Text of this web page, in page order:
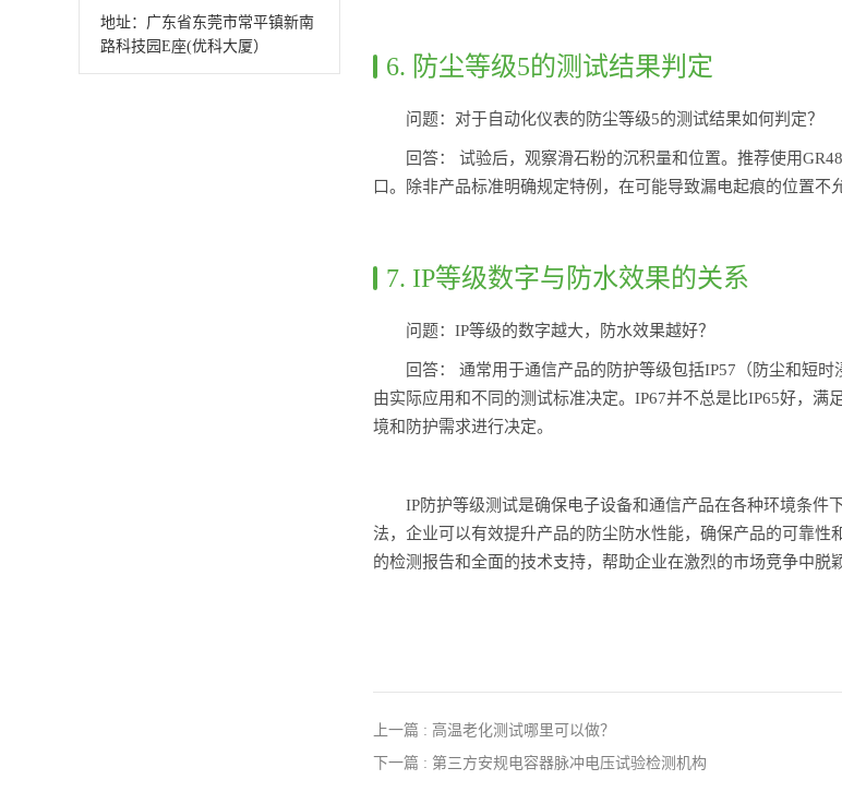
地址：广东省东莞市常平镇新南
路科技园E座(优科大厦）
6. 防尘等级5的测试结果判定
问题：对于自动化仪表的防尘等级5的测试结果如何判定？
回答： 试验后，观察滑石粉的沉积量和位置。推荐使用
口。除非产品标准明确规定特例，在可能导致漏电起痕的位置
7. IP等级数字与防水效果的关系
问题：IP等级的数字越大，防水效果越好？
回答： 通常用于通信产品的防护等级包括IP57（防尘和短
由实际应用和不同的测试标准决定。IP67并不总是比IP65好，
境和防护需求进行决定。
IP防护等级测试是确保电子设备和通信产品在各种环境条
法，企业可以有效提升产品的防尘防水性能，确保产品的可靠
的检测报告和全面的技术支持，帮助企业在激烈的市场竞争中脱
上一篇 : 高温老化测试哪里可以做？
下一篇 : 第三方安规电容器脉冲电压试验检测机构